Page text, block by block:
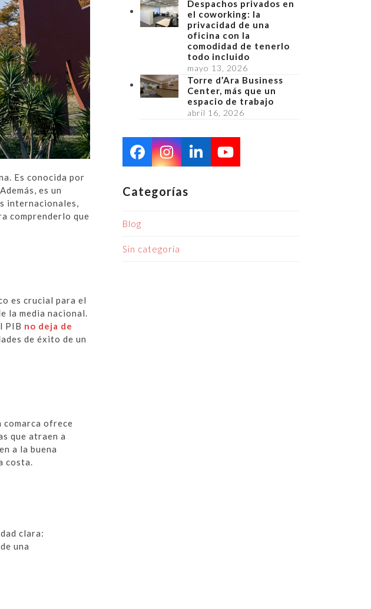
Es conocida por
es un
internacionales,
comprenderlo que
es crucial para el
la media nacional.
PIB no deja de
de éxito de un
comarca ofrece
que atraen a
a la buena
costa.
clara:
una
Despachos privados en
el coworking: la
privacidad de una
oficina con la
comodidad de tenerlo
todo incluido
mayo 13, 2026
Torre d’Ara Business
Center, más que un
espacio de trabajo
abril 16, 2026
Facebook
Instagram
LinkedInYouTube
Categorías
Blog
Sin categoría